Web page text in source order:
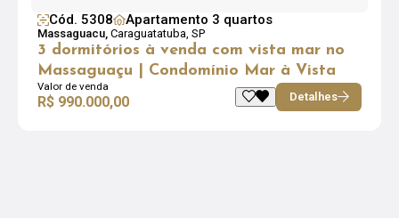
Cód. 5308 Apartamento 3 quartos
Massaguacu, Caraguatatuba, SP
3 dormitórios à venda com vista mar no
Massaguaçu | Condomínio Mar à Vista
Valor de venda
R$ 990.000,00 Detalhes